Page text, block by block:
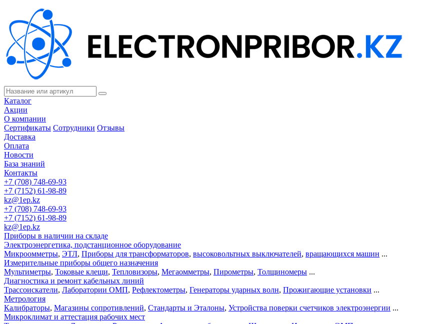
Каталог
Акции
О компании
Сертификаты Сотрудники Отзывы
Доставка
Оплата
Новости
База знаний
Контакты
+7 (708) 748-69-93
+7 (7152) 61-98-89
kz@1ep.kz
+7 (708) 748-69-93
+7 (7152) 61-98-89
kz@1ep.kz
Приборы в наличии на складе
Электроэнергетика, подстанционное оборудование
Микроомметры, ЭТЛ, Приборы для трансформаторов, высоковольтных выключателей, вращающихся машин ...
Измерительные приборы общего назначения
Мультиметры, Токовые клещи, Тепловизоры, Мегаомметры, Пирометры, Толщиномеры ...
Диагностика и ремонт кабельных линий
Трассоискатели, Лаборатории ОМП, Рефлектометры, Генераторы ударных волн, Прожигающие установки ...
Метрология
Калибраторы, Магазины сопротивлений, Стандарты и Эталоны, Устройства поверки счетчиков электроэнергии ...
Микроклимат и аттестация рабочих мест